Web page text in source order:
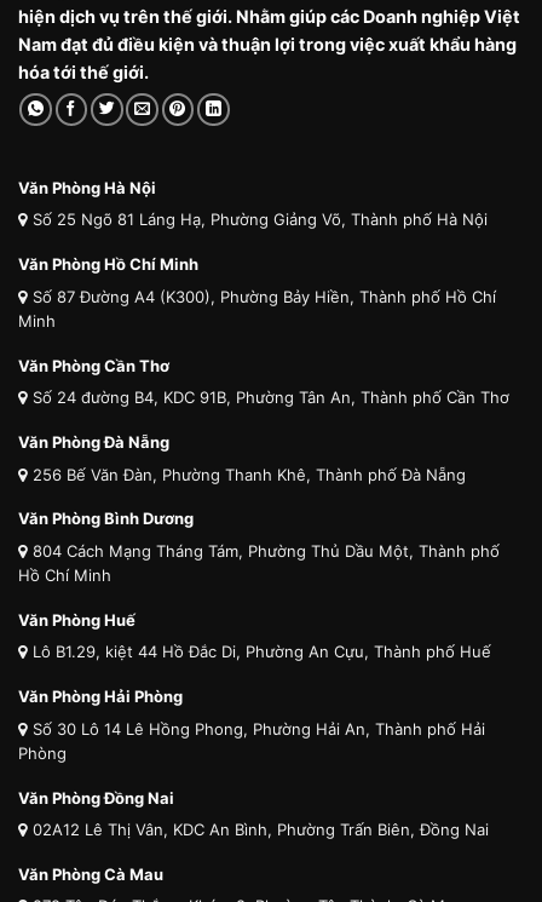
hiện dịch vụ trên thế giới. Nhằm giúp các Doanh nghiệp Việt
Nam đạt đủ điều kiện và thuận lợi trong việc xuất khẩu hàng
hóa tới thế giới.
Văn Phòng Hà Nội
Số 25 Ngõ 81 Láng Hạ, Phường Giảng Võ, Thành phố Hà Nội
Văn Phòng Hồ Chí Minh
Số 87 Đường A4 (K300), Phường Bảy Hiền, Thành phố Hồ Chí
Minh
Văn Phòng Cần Thơ
Số 24 đường B4, KDC 91B, Phường Tân An, Thành phố Cần Thơ
Văn Phòng Đà Nẵng
256 Bế Văn Đàn, Phường Thanh Khê, Thành phố Đà Nẵng
Văn Phòng Bình Dương
804 Cách Mạng Tháng Tám, Phường Thủ Dầu Một, Thành phố
Hồ Chí Minh
Văn Phòng Huế
Lô B1.29, kiệt 44 Hồ Đắc Di, Phường An Cựu, Thành phố Huế
Văn Phòng Hải Phòng
Số 30 Lô 14 Lê Hồng Phong, Phường Hải An, Thành phố Hải
Phòng
Văn Phòng Đồng Nai
02A12 Lê Thị Vân, KDC An Bình, Phường Trấn Biên, Đồng Nai
Văn Phòng Cà Mau